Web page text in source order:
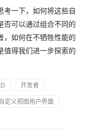
考一下，如何将这些自
否可以通过组合不同的
，如何在不牺牲性能的
值得我们进一步探索的
开发者
定义视图用户界面